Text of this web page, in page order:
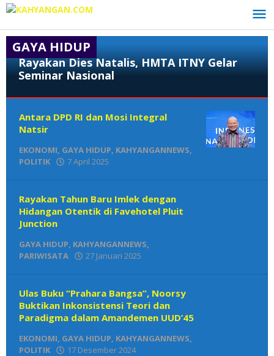
Lewati
konten
Rayakan Dies Natalis, HMTA ITNY Gelar
Seminar Nasional
GAYA
HIDUP,
POLITIK
2025
oleh
Den
GAYA HIDUP
Antara DPD RI dan Mosi Integral
Natsir
EKONOMI, GAYA HIDUP, KAHYANGANNEWS,
POLITIK
7 April 2025
Rayakan Tahun Baru Imlek dengan
Hidangan Otentik di Favehotel Pluit
Junction
GAYA HIDUP, KAHYANGANNEWS,
PARIWISATA
27 Januari 2025
Ulas Buku “Prahara Bangsa”, Noorsy
Buktikan Inkonsistensi Teori dan
Paradigma dalam Amandemen UUD’45
EKONOMI, GAYA HIDUP, KAHYANGANNEWS,
POLITIK
17 Desember 2024